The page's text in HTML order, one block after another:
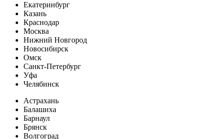
Екатеринбург
Казань
Краснодар
Москва
Нижний Новгород
Новосибирск
Омск
Санкт-Петербург
Уфа
Челябинск
Астрахань
Балашиха
Барнаул
Брянск
Волгоград